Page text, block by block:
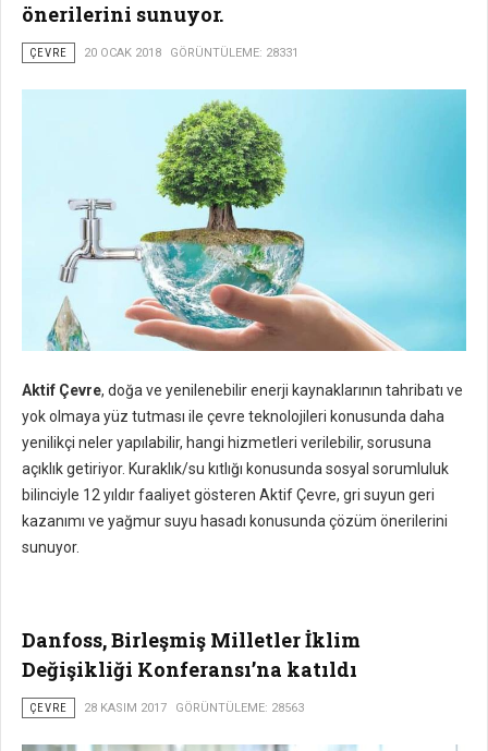
önerilerini sunuyor.
ÇEVRE 20 OCAK 2018 GÖRÜNTÜLEME: 28331
Aktif Çevre, doğa ve yenilenebilir enerji kaynaklarının tahribatı ve
yok olmaya yüz tutması ile çevre teknolojileri konusunda daha
yenilikçi neler yapılabilir, hangi hizmetleri verilebilir, sorusuna
açıklık getiriyor. Kuraklık/su kıtlığı konusunda sosyal sorumluluk
bilinciyle 12 yıldır faaliyet gösteren Aktif Çevre, gri suyun geri
kazanımı ve yağmur suyu hasadı konusunda çözüm önerilerini
sunuyor.
Danfoss, Birleşmiş Milletler İklim
Değişikliği Konferansı’na katıldı
ÇEVRE 28 KASIM 2017 GÖRÜNTÜLEME: 28563